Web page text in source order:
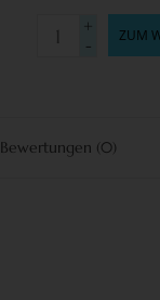
+
-
ZUM
Bewertungen (0)